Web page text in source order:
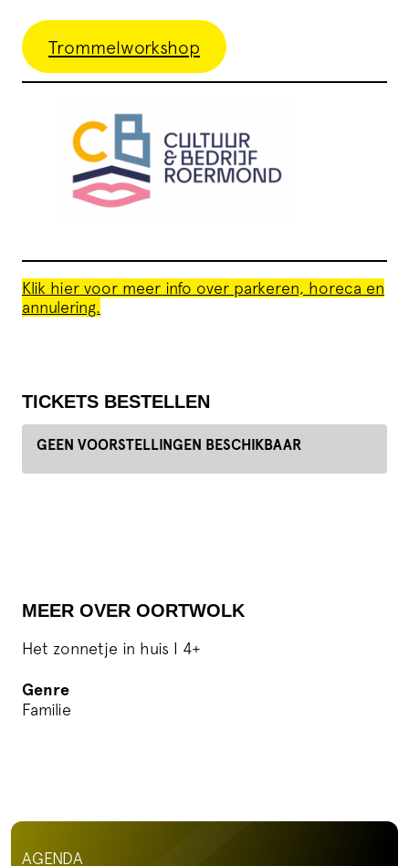
Trommelworkshop
Klik hier voor meer info over parkeren, horeca en
annulering.
TICKETS BESTELLEN
GEEN VOORSTELLINGEN BESCHIKBAAR
MEER OVER OORTWOLK
Het zonnetje in huis I 4+
Genre
Familie
AGENDA